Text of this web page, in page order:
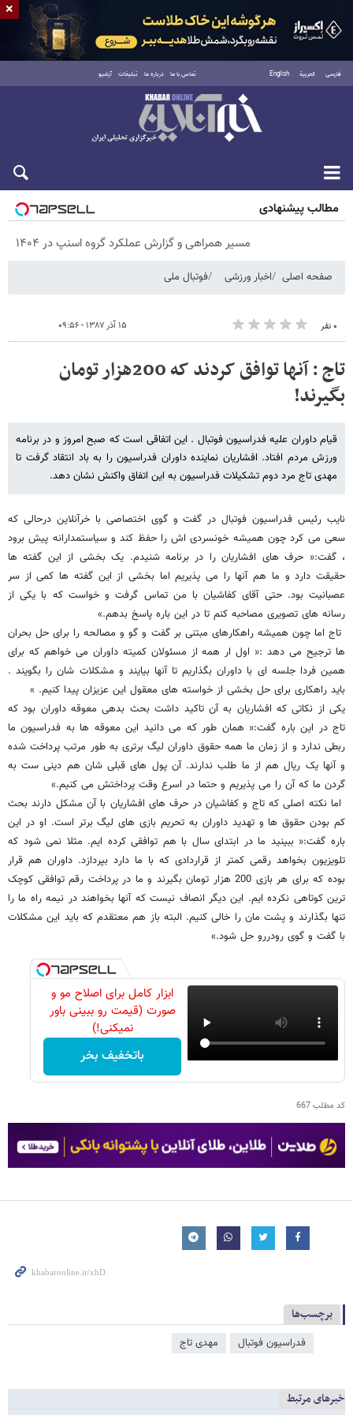
فارسی العربية English تماس با ما درباره ما تبلیغات آرشیو
پنجشنبه ۱۵ مرداد ۱۴۰۵
مطالب پیشنهادی
مسیر همراهی و گزارش عملکرد گروه اسنپ در ۱۴۰۴
صفحه اصلی اخبار ورزشی فوتبال ملی
۰ نفر ۱۵ آذر ۱۳۸۷ - ۰۹:۵۶
تاج : آنها توافق کردند که 200هزار تومان
بگیرند!
قیام داوران علیه فدراسیون فوتبال . این اتفاقی است که صبح امروز و در برنامه
ورزش مردم افتاد. افشاریان نماینده داوران فدراسیون را به باد انتقاد گرفت تا
مهدی تاج مرد دوم تشکیلات فدراسیون به این اتفاق واکنش نشان دهد.
نایب رئیس فدراسیون فوتبال در گفت و گوی اختصاصی با خرآنلاین درحالی که
سعی می کرد چون همیشه خونسردی اش را حفظ کند و سیاستمدارانه پیش برود
، گفت:« حرف های افشاریان را در برنامه شنیدم. یک بخشی از این گفته ها
حقیقت دارد و ما هم آنها را می پذیریم اما بخشی از این گفته ها کمی از سر
عصبانیت بود. حتی آقای کفاشیان با من تماس گرفت و خواست که با یکی از
رسانه های تصویری مصاحبه کنم تا در این باره پاسخ بدهم.»
تاج اما چون همیشه راهکارهای مبتنی بر گفت و گو و مصالحه را برای حل بحران
ها ترجیح می دهد :« اول ار همه از مسئولان کمیته داوران می خواهم که برای
همین فردا جلسه ای با داوران بگذاریم تا آنها بیایند و مشکلات شان را بگویند .
باید راهکاری برای حل بخشی از خواسته های معقول این عزیزان پیدا کنیم. »
یکی از نکاتی که افشاریان به آن تاکید داشت بحث بدهی معوقه داوران بود که
تاج در این باره گفت:« همان طور که می دانید این معوقه ها به فدراسیون ما
ربطی ندارد و از زمان ما همه حقوق داوران لیگ برتری به طور مرتب پرداخت شده
و آنها یک ریال هم از ما طلب ندارند. آن پول های قبلی شان هم دینی ست به
گردن ما که آن را می پذیریم و حتما در اسرع وقت پرداختش می کنیم.»
اما نکته اصلی که تاج و کفاشیان در حرف های افشاریان با آن مشکل دارند بحث
کم بودن حقوق ها و تهدید داوران به تحریم بازی های لیگ برتر است. او در این
باره گفت:« ببینید ما در ابتدای سال با هم توافقی کرده ایم. مثلا نمی شود که
تلویزیون بخواهد رقمی کمتر از قراردادی که با ما دارد بپردازد. داوران هم قرار
بوده که برای هر بازی 200 هزار تومان بگیرند و ما در پرداخت رقم توافقی کوچک
ترین کوتاهی نکرده ایم. این دیگر انصاف نیست که آنها بخواهند در نیمه راه ما را
تنها بگذارند و پشت مان را خالی کنیم. البته باز هم معتقدم که باید این مشکلات
با گفت و گوی رودررو حل شود.»
ابزار کامل برای اصلاح مو و
صورت (قیمت رو ببینی باور
نمیکنی!)
باتخفیف بخر
کد مطلب667
برچسب‌ها
فدراسیون فوتبال مهدی تاج
خبرهای مرتبط
×